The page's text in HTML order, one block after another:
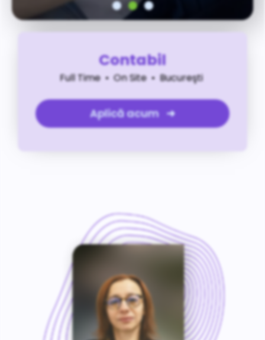
Contabil
Full Time • On Site • Bucureşti
Aplică acum ➜